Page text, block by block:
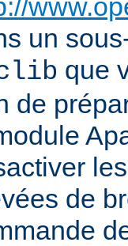
un
que
de
de